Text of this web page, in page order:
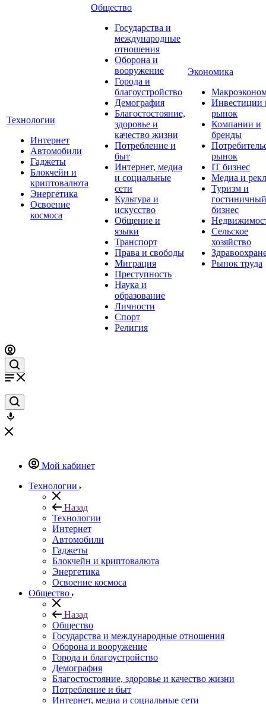
Технологии
Интернет
Автомобили
Гаджеты
Блокчейн и
криптовалюта
Энергетика
Освоение
космоса
Общество
Государства и
международные
отношения
Оборона и
вооружение
Города и
благоустройство
Демография
Благостостояние,
здоровье и
качество жизни
Потребление и
быт
Интернет, медиа
и социальные
сети
Культура и
искусство
Общение и
языки
Транспорт
Права и свободы
Миграция
Преступность
Наука и
образование
Личности
Спорт
Религия
Экономика
Инвестиции
рынок
Компании и
бренды
рынок
IT бизнес
Медиа и
Туризм и
гостиничный
бизнес
Сельское
хозяйство
Рынок труда
Мой кабинет
Технологии
Назад
Технологии
Интернет
Автомобили
Гаджеты
Блокчейн и криптовалюта
Энергетика
Освоение космоса
Общество
Назад
Общество
Государства и международные отношения
Оборона и вооружение
Города и благоустройство
Демография
Благостостояние, здоровье и качество жизни
Потребление и быт
Интернет, медиа и социальные сети